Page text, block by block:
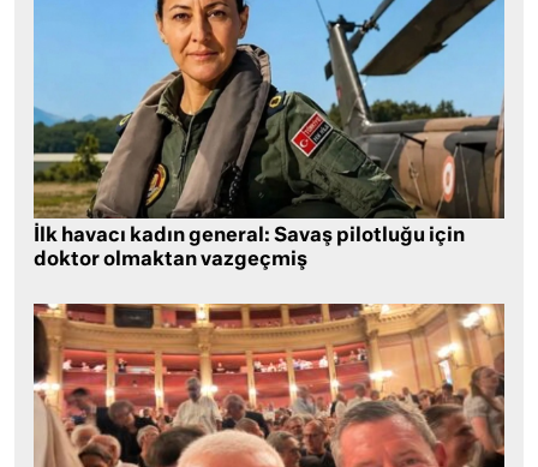
İlk havacı kadın general: Savaş pilotluğu için
doktor olmaktan vazgeçmiş